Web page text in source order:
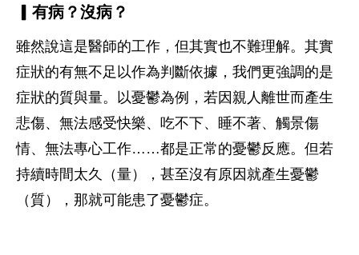
▎有病？沒病？
雖然說這是醫師的工作，但其實也不難理解。其實
症狀的有無不足以作為判斷依據，我們更強調的是
症狀的質與量。以憂鬱為例，若因親人離世而產生
悲傷、無法感受快樂、吃不下、睡不著、觸景傷
情、無法專心工作……都是正常的憂鬱反應。但若
持續時間太久（量），甚至沒有原因就產生憂鬱
（質），那就可能患了憂鬱症。